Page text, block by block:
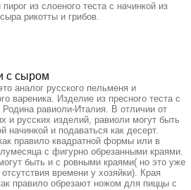
из слоеного теста с начинкой из
рикотты и грибов.
с сыром
аналог русского пельменя и
вареника. Изделие из пресного теста с
Родина равиоли-Италия. В отличии от
и русских изделий, равиоли могут быть
начинкой и подаваться как десерт.
правило квадратной формы или в
с фигурно обрезанными краями.
быть и с ровными краями( но это уже
отсутствия времени у хозяйки). Края
правило обрезают ножом для пиццы с